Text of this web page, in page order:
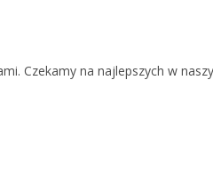
Czekamy na najlepszych w